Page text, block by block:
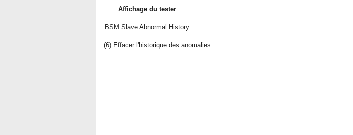
Affichage du tester
BSM Slave Abnormal History
(6) Effacer l'historique des anomalies.